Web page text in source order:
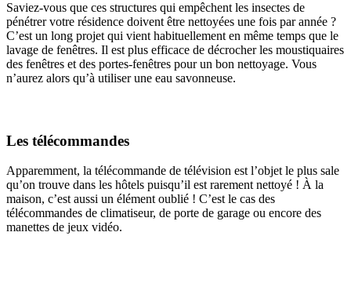
Saviez-vous que ces structures qui empêchent les insectes de
pénétrer votre résidence doivent être nettoyées une fois par année ?
C’est un long projet qui vient habituellement en même temps que le
lavage de fenêtres. Il est plus efficace de décrocher les moustiquaires
des fenêtres et des portes-fenêtres pour un bon nettoyage. Vous
n’aurez alors qu’à utiliser une eau savonneuse.
Les télécommandes
Apparemment, la télécommande de télévision est l’objet le plus sale
qu’on trouve dans les hôtels puisqu’il est rarement nettoyé ! À la
maison, c’est aussi un élément oublié ! C’est le cas des
télécommandes de climatiseur, de porte de garage ou encore des
manettes de jeux vidéo.